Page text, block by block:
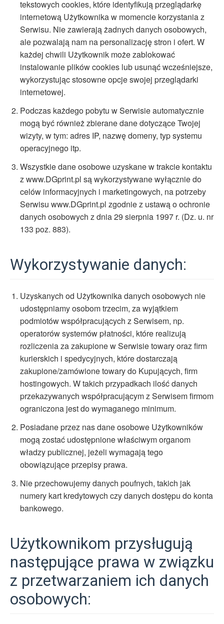
tekstowych cookies, które identyfikują przeglądarkę
internetową Użytkownika w momencie korzystania z
Serwisu. Nie zawierają żadnych danych osobowych,
ale pozwalają nam na personalizację stron i ofert. W
każdej chwili Użytkownik może zablokować
instalowanie plików cookies lub usunąć wcześniejsze,
wykorzystując stosowne opcje swojej przeglądarki
internetowej.
Podczas każdego pobytu w Serwisie automatycznie
mogą być również zbierane dane dotyczące Twojej
wizyty, w tym: adres IP, nazwę domeny, typ systemu
operacyjnego itp.
Wszystkie dane osobowe uzyskane w trakcie kontaktu
z www.DGprint.pl są wykorzystywane wyłącznie do
celów informacyjnych i marketingowych, na potrzeby
Serwisu www.DGprint.pl zgodnie z ustawą o ochronie
danych osobowych z dnia 29 sierpnia 1997 r. (Dz. u. nr
133 poz. 883).
Wykorzystywanie danych:
Uzyskanych od Użytkownika danych osobowych nie
udostępniamy osobom trzecim, za wyjątkiem
podmiotów współpracujących z Serwisem, np.
operatorów systemów płatności, które realizują
rozliczenia za zakupione w Serwisie towary oraz firm
kurierskich i spedycyjnych, które dostarczają
zakupione/zamówione towary do Kupujących, firm
hostingowych. W takich przypadkach ilość danych
przekazywanych współpracującym z Serwisem firmom
ograniczona jest do wymaganego minimum.
Posiadane przez nas dane osobowe Użytkowników
mogą zostać udostępnione właściwym organom
władzy publicznej, jeżeli wymagają tego
obowiązujące przepisy prawa.
Nie przechowujemy danych poufnych, takich jak
numery kart kredytowych czy danych dostępu do konta
bankowego.
Użytkownikom przysługują
następujące prawa w związku
z przetwarzaniem ich danych
osobowych: